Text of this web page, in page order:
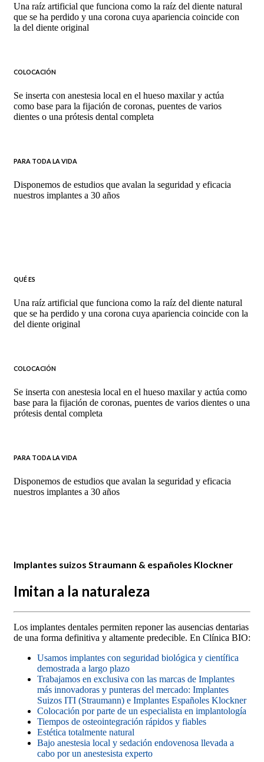
Una raíz artificial que funciona como la raíz del diente natural
que se ha perdido y una corona cuya apariencia coincide con
la del diente original
COLOCACIÓN
Se inserta con anestesia local en el hueso maxilar y actúa
como base para la fijación de coronas, puentes de varios
dientes o una prótesis dental completa
PARA TODA LA VIDA
Disponemos de estudios que avalan la seguridad y eficacia
nuestros implantes a 30 años
QUÉ ES
Una raíz artificial que funciona como la raíz del diente natural
que se ha perdido y una corona cuya apariencia coincide con la
del diente original
COLOCACIÓN
Se inserta con anestesia local en el hueso maxilar y actúa como
base para la fijación de coronas, puentes de varios dientes o una
prótesis dental completa
PARA TODA LA VIDA
Disponemos de estudios que avalan la seguridad y eficacia
nuestros implantes a 30 años
Implantes suizos Straumann & españoles Klockner
Imitan a la naturaleza
Los implantes dentales permiten reponer las ausencias dentarias
de una forma definitiva y altamente predecible. En Clínica BIO:
Usamos implantes con seguridad biológica y científica
demostrada a largo plazo
Trabajamos en exclusiva con las marcas de Implantes
más innovadoras y punteras del mercado: Implantes
Suizos ITI (Straumann) e Implantes Españoles Klockner
Colocación por parte de un especialista en implantología
Tiempos de osteointegración rápidos y fiables
Estética totalmente natural
Bajo anestesia local y sedación endovenosa llevada a
cabo por un anestesista experto